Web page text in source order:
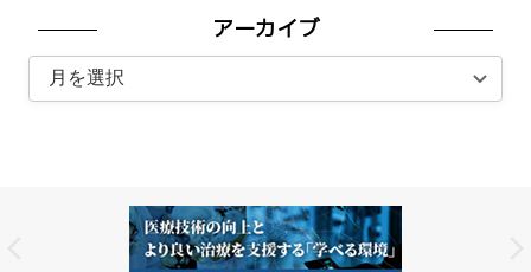
アーカイブ
ア
ー